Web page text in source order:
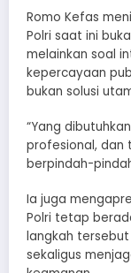
Romo Kefas
Polri saat ini
melainkan soal
kepercayaan
bukan solusi
“Yang
profesional, dan
berpindah-
Ia juga
Polri tetap
langkah
sekaligus